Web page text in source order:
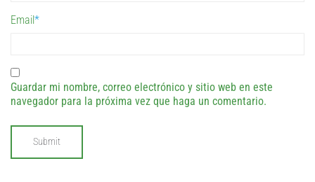
Email*
Guardar mi nombre, correo electrónico y sitio web en este
navegador para la próxima vez que haga un comentario.